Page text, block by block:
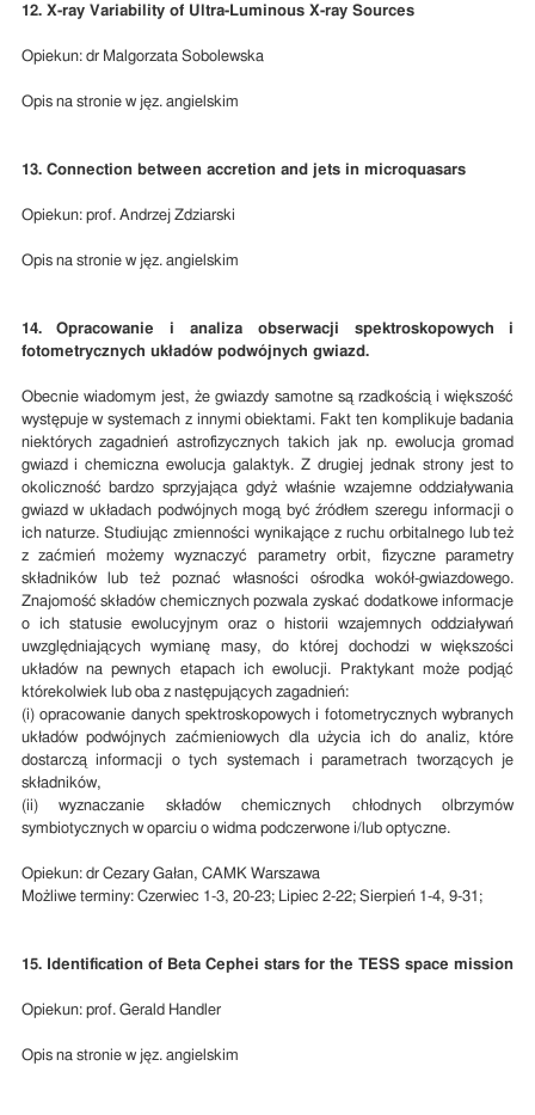
12. X-ray Variability of Ultra-Luminous X-ray Sources
Opiekun: dr Malgorzata Sobolewska
Opis na stronie w jęz. angielskim
13. Connection between accretion and jets in microquasars
Opiekun: prof. Andrzej Zdziarski
Opis na stronie w jęz. angielskim
14. Opracowanie i analiza obserwacji spektroskopowych i
fotometrycznych układów podwójnych gwiazd.
Obecnie wiadomym jest, że gwiazdy samotne są rzadkością i większość
występuje w systemach z innymi obiektami. Fakt ten komplikuje badania
niektórych zagadnień astrofizycznych takich jak np. ewolucja gromad
gwiazd i chemiczna ewolucja galaktyk. Z drugiej jednak strony jest to
okoliczność bardzo sprzyjająca gdyż właśnie wzajemne oddziaływania
gwiazd w układach podwójnych mogą być źródłem szeregu informacji o
ich naturze. Studiując zmienności wynikające z ruchu orbitalnego lub też
z zaćmień możemy wyznaczyć parametry orbit, fizyczne parametry
składników lub też poznać własności ośrodka wokół-gwiazdowego.
Znajomość składów chemicznych pozwala zyskać dodatkowe informacje
o ich statusie ewolucyjnym oraz o historii wzajemnych oddziaływań
uwzględniających wymianę masy, do której dochodzi w większości
układów na pewnych etapach ich ewolucji. Praktykant może podjąć
którekolwiek lub oba z następujących zagadnień:
(i) opracowanie danych spektroskopowych i fotometrycznych wybranych
układów podwójnych zaćmieniowych dla użycia ich do analiz, które
dostarczą informacji o tych systemach i parametrach tworzących je
składników,
(ii) wyznaczanie składów chemicznych chłodnych olbrzymów
symbiotycznych w oparciu o widma podczerwone i/lub optyczne.
Opiekun: dr Cezary Gałan, CAMK Warszawa
Możliwe terminy: Czerwiec 1-3, 20-23; Lipiec 2-22; Sierpień 1-4, 9-31;
15. Identification of Beta Cephei stars for the TESS space mission
Opiekun: prof. Gerald Handler
Opis na stronie w jęz. angielskim